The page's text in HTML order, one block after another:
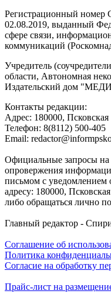
Регистрационный
02.08.2019, выданный
сфере связи,
коммуникаций
Учредитель
области, Автономная
Издательский дом
Контакты редакции:
Адреc: 180000,
Телефон: 8(8112) 500-405
Email:
Официальные запросы на
опровержения
письмом с уведомлением
адресу: 180000,
либо обращаться лично
Главный редактор -
Соглашение об
Политика
Согласие на обработку
Прайс-лист на